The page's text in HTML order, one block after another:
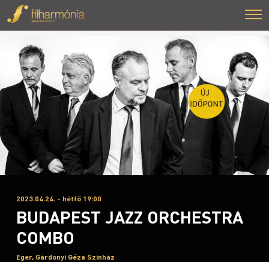
2023.04.24. - hétfő 19:00
BUDAPEST JAZZ ORCHESTRA
COMBO
Eger, Gárdonyi Géza Színház